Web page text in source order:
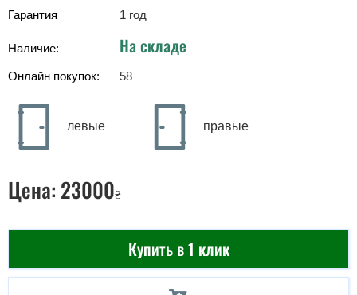
Гарантия
1 год
Наличие: На складе
Онлайн покупок: 58
левые правые
Цена: 23000₴
Купить в 1 клик